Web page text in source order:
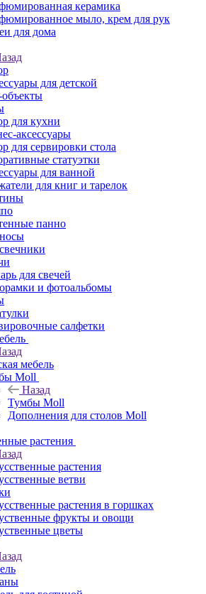
керамика
мыло, крем для рук
для дома
для детской
для кухни
аксессуары
для сервировки стола
статуэтки
для ванной
для книг и тарелок
панно
для свечей
и фотоальбомы
салфетки
мебель
Moll
Назад
Тумбы Moll
Дополнения для столов Moll
растения
растения
ветви
растения в горшках
фрукты и овощи
цветы